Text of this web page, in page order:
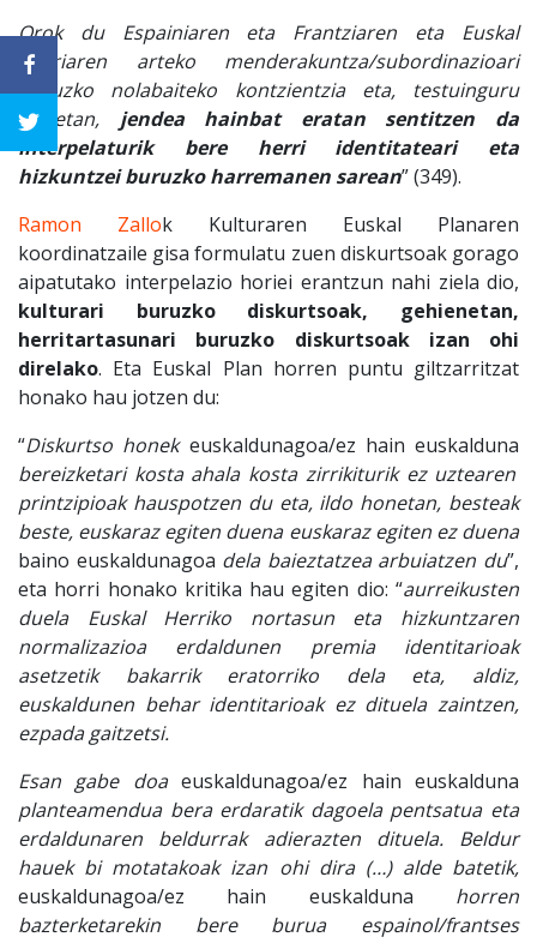
Orok du Espainiaren eta Frantziaren eta Euskal
Herriaren arteko menderakuntza/subordinazioari
buruzko nolabaiteko kontzientzia eta, testuinguru
honetan, jendea hainbat eratan sentitzen da
interpelaturik bere herri identitateari eta
hizkuntzei buruzko harremanen sarean” (349).
Ramon Zallok Kulturaren Euskal Planaren
koordinatzaile gisa formulatu zuen diskurtsoak gorago
aipatutako interpelazio horiei erantzun nahi ziela dio,
kulturari buruzko diskurtsoak, gehienetan,
herritartasunari buruzko diskurtsoak izan ohi
direlako. Eta Euskal Plan horren puntu giltzarritzat
honako hau jotzen du:
“Diskurtso honek euskaldunagoa/ez hain euskalduna
bereizketari kosta ahala kosta zirrikiturik ez uztearen
printzipioak hauspotzen du eta, ildo honetan, besteak
beste, euskaraz egiten duena euskaraz egiten ez duena
baino euskaldunagoa dela baieztatzea arbuiatzen du”,
eta horri honako kritika hau egiten dio: “aurreikusten
duela Euskal Herriko nortasun eta hizkuntzaren
normalizazioa erdaldunen premia identitarioak
asetzetik bakarrik eratorriko dela eta, aldiz,
euskaldunen behar identitarioak ez dituela zaintzen,
ezpada gaitzetsi.
Esan gabe doaeuskaldunagoa/ez hain euskalduna
planteamendua bera erdaratik dagoela pentsatua eta
erdaldunaren beldurrak adierazten dituela. Beldur
hauek bi motatakoak izan ohi dira (…) alde batetik,
euskaldunagoa/ez hain euskalduna horren
bazterketarekin bere burua espainol/frantses